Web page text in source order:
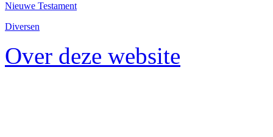
Nieuwe Testament
Diversen
Over deze website